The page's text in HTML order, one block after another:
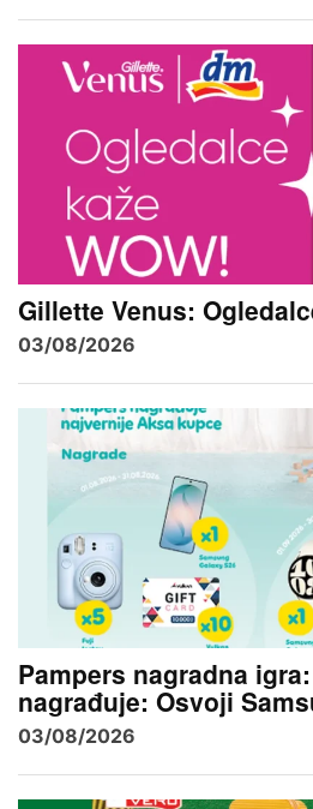
Gillette Venus:
03/08/2026
Pampers nagradna
nagrađuje: Osvoji
03/08/2026